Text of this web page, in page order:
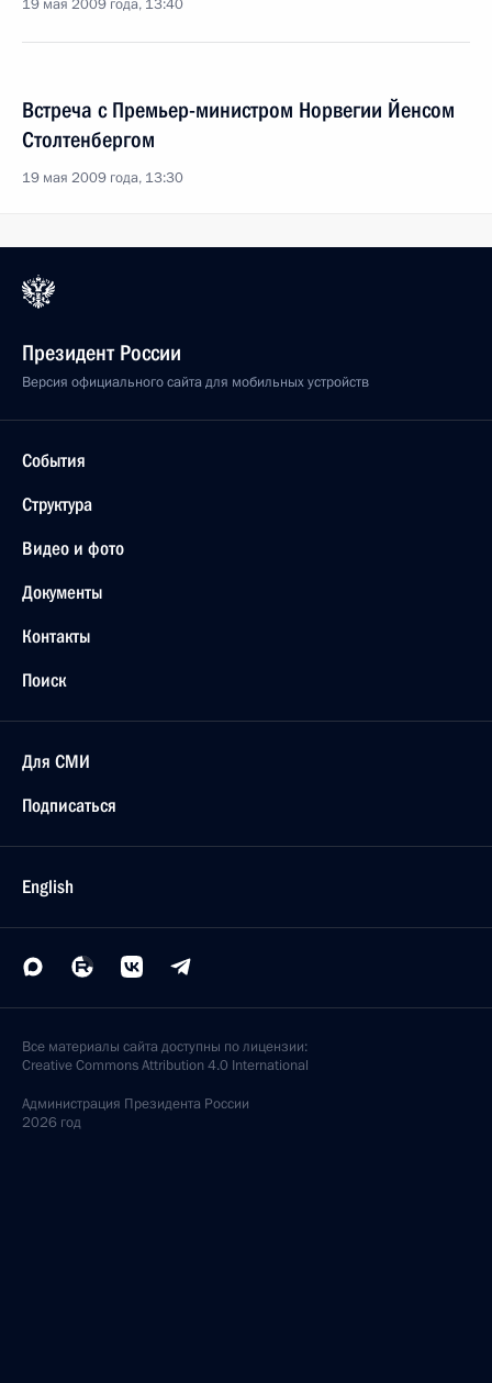
19 мая 2009 года, 13:40
Встреча с Премьер-министром Норвегии Йенсом
Столтенбергом
19 мая 2009 года, 13:30
Президент России
Версия официального сайта для мобильных устройств
События
Структура
Видео и фото
Документы
Контакты
Поиск
Для СМИ
Подписаться
English
Все материалы сайта доступны по лицензии:
Creative Commons Attribution 4.0 International
Администрация Президента России
2026 год